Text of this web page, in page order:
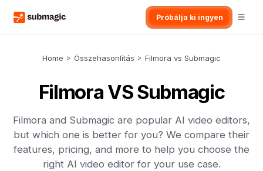
Próbálja ki ingyen
Home > Összehasonlítás > Filmora vs Submagic
Filmora VS Submagic
Filmora and Submagic are popular AI video editors,
but which one is better for you? We compare their
features, pricing, and more to help you choose the
right AI video editor for your use case.